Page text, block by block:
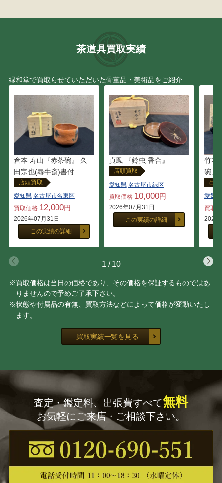
十三代 徳翁宗守 有隣斎
利茶土 ミルグリム 山下 浦斎
早川 尚古斎 金寿堂
藤村 庸軒 後藤瑞巌
宮川 香雲 小川 長楽
亀文堂 本阿弥 光悦
田辺 竹雲斎 吉田 華正
龍文堂
豊場 惺也
川北 良造
玉置 保夫
勝城 蒼鳳
大澤 光民 大野 昭和斎
宇野 宗甕
室瀬 和美 山下 義人
奥山 峰石 中川 清司
中川 衛 桂 盛仁
茶道具買取実績
緑和堂で買取らせていただいた骨董品・美術品をご紹介
倉本 寿山『赤茶碗』 久
田宗也(尋牛斎)書付
店頭買取
愛知県 名古屋市名東区
買取価格 12,000円
2026年07月31日
この実績の詳細
貞鳳 『鈴虫 香合』
店頭買取
愛知県 名古屋市緑区
買取価格 10,000円
2026年07月31日
この実績の詳細
竹本
碗』
出
愛媛県
買取
2026
1 / 10
※買取価格は当日の価格であり、その価格を保証するものではあ
りませんので予めご了承下さい。
※状態や付属品の有無、買取方法などによって価格が変動いたし
ます。
買取実績一覧を見る
査定・鑑定料、出張費すべて無料
お気軽にご来店・ご相談下さい。